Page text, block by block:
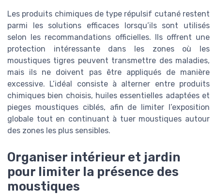
Les produits chimiques de type répulsif cutané restent
parmi les solutions efficaces lorsqu’ils sont utilisés
selon les recommandations officielles. Ils offrent une
protection intéressante dans les zones où les
moustiques tigres peuvent transmettre des maladies,
mais ils ne doivent pas être appliqués de manière
excessive. L’idéal consiste à alterner entre produits
chimiques bien choisis, huiles essentielles adaptées et
pieges moustiques ciblés, afin de limiter l’exposition
globale tout en continuant à tuer moustiques autour
des zones les plus sensibles.
Organiser intérieur et jardin
pour limiter la présence des
moustiques